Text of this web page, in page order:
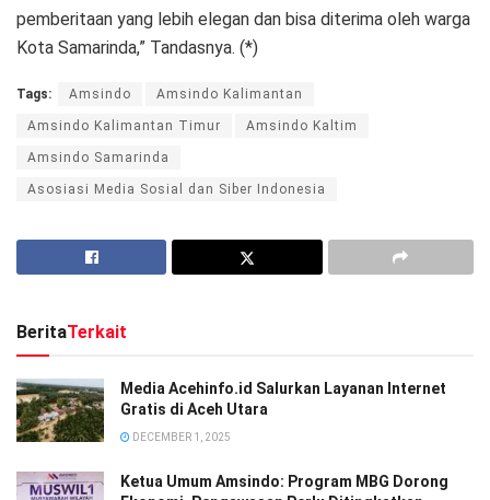
pemberitaan yang lebih elegan dan bisa diterima oleh warga
Kota Samarinda,” Tandasnya. (*)
Tags: Amsindo Amsindo Kalimantan
Amsindo Kalimantan Timur Amsindo Kaltim
Amsindo Samarinda
Asosiasi Media Sosial dan Siber Indonesia
BeritaTerkait
Media Acehinfo.id Salurkan Layanan Internet
Gratis di Aceh Utara
DECEMBER 1, 2025
Ketua Umum Amsindo: Program MBG Dorong